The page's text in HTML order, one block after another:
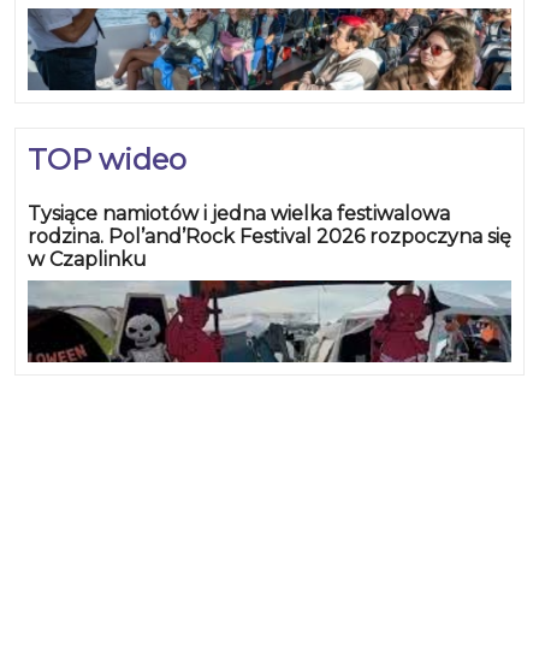
TOP wideo
Tysiące namiotów i jedna wielka festiwalowa
rodzina. Pol’and’Rock Festival 2026 rozpoczyna się
w Czaplinku